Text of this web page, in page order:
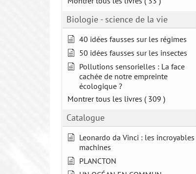
Biologie - science de la vie
40 idées fausses sur les régimes
50 idées fausses sur les insectes
Pollutions sensorielles : La face
cachée de notre empreinte
écologique ?
Montrer tous les livres ( 309 )
Catalogue
Leonardo da Vinci : les incroyables
machines
PLANCTON